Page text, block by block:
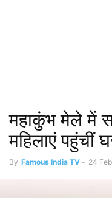
महाकुंभ मेले में
महिलाएं पहुंचीं
By Famous India TV - 24